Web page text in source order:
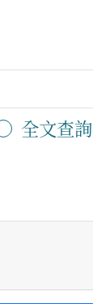
全文查詢